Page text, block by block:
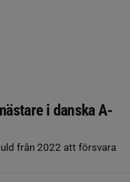
i danska A-
från 2022 att försvara